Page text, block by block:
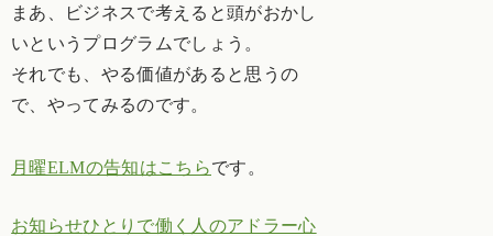
まあ、ビジネスで考えると頭がおかし
いというプログラムでしょう。
それでも、やる価値があると思うの
で、やってみるのです。
月曜ELMの告知はこちらです。
お知らせひとりで働く人のアドラー心